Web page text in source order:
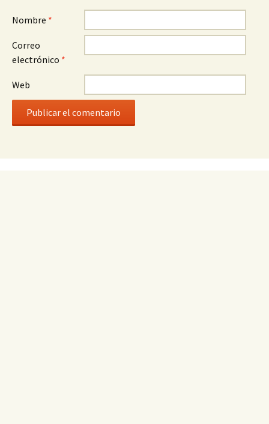
Nombre *
Correo
electrónico *
Web